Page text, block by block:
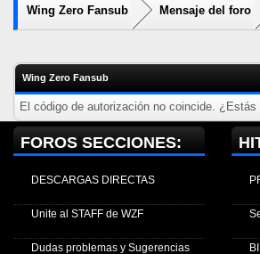
Wing Zero Fansub Mensaje del foro
Wing Zero Fansub
El código de autorización no coincide.
FOROS SECCIONES:
DESCARGAS DIRECTAS
Unite al STAFF de WZF
Dudas problemas y Sugerencias